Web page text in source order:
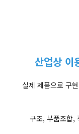
산업상 이
실제 제품으로 구
구조, 부품조합,